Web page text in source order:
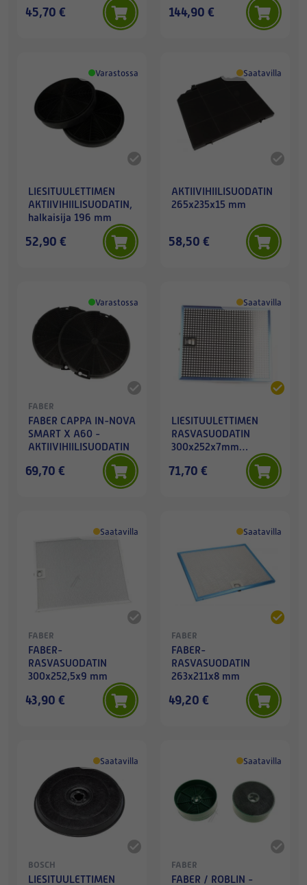
45,70 € 144,90 €
Varastossa
LIESITUULETTIMEN
AKTIIVIHIILISUODATIN,
halkaisija 196 mm
52,90 €
Saatavilla
AKTIIVIHIILISUODATIN
265x235x15 mm
58,50 €
Varastossa
FABER
FABER CAPPA IN-NOVA
SMART X A60 -
AKTIIVIHIILISUODATIN
69,70 €
Saatavilla
LIESITUULETTIMEN
RASVASUODATIN
300x252x7mm
71,70 €
Saatavilla
FABER
FABER-
RASVASUODATIN
300x252,5x9 mm
43,90 €
Saatavilla
FABER
FABER-
RASVASUODATIN
263x211x8 mm
49,20 €
Saatavilla
BOSCH
LIESITUULETTIMEN
Saatavilla
FABER
FABER / ROBLIN -